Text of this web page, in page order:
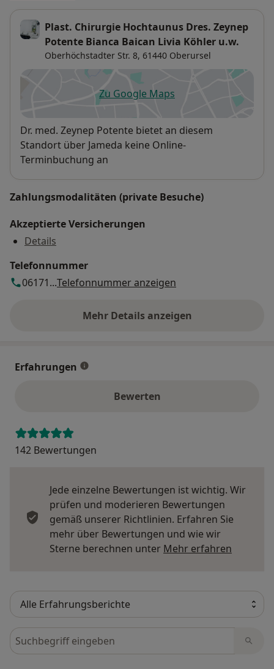
Plast. Chirurgie Hochtaunus Dres. Zeynep
Potente Bianca Baican Livia Köhler u.w.
Oberhöchstadter Str. 8, 61440 Oberursel
Zu Google Mapsöffnet in einer neuen
Verfügbarkeit
Dr. med. Zeynep Potente bietet an diesem
Standort über Jameda keine Online-
Terminbuchung an
Zahlungsmodalitäten (private Besuche)
Akzeptierte Versicherungen
Details
Telefonnummer
06171...Telefonnummer anzeigen
Mehr Details anzeigen
über die Adresse
Erfahrungen
Bewerten
142 Bewertungen
Jede einzelne Bewertungen ist wichtig. Wir
prüfen und moderieren Bewertungen
gemäß unserer Richtlinien. Erfahren Sie
mehr über Bewertungen und wie wir
Sterne berechnen unter Mehr erfahren
Bewertungen durchsuchen